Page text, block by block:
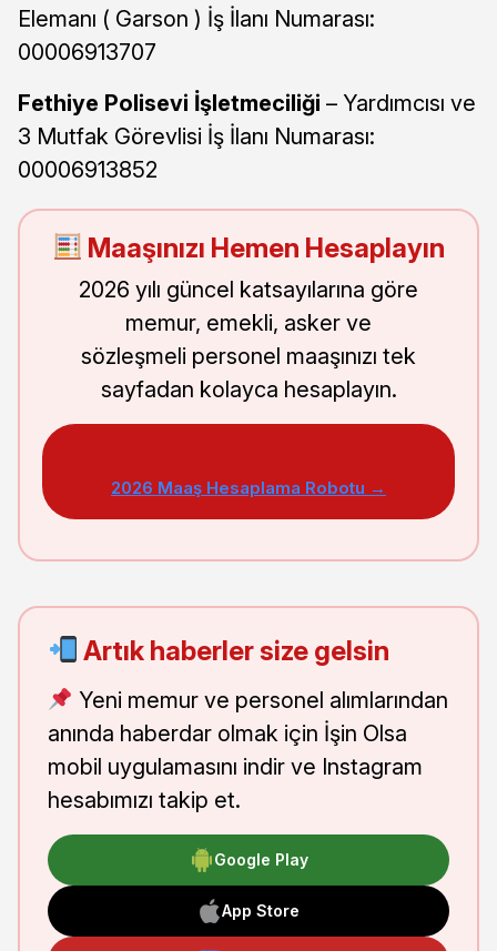
Elemanı ( Garson ) İş İlanı Numarası:
00006913707
Fethiye Polisevi İşletmeciliği – Yardımcısı ve
3 Mutfak Görevlisi İş İlanı Numarası:
00006913852
Maaşınızı Hemen Hesaplayın
2026 yılı güncel katsayılarına göre
memur, emekli, asker ve
sözleşmeli personel maaşınızı tek
sayfadan kolayca hesaplayın.
2026 Maaş Hesaplama Robotu →
Artık haberler size gelsin
Yeni memur ve personel alımlarından
anında haberdar olmak için İşin Olsa
mobil uygulamasını indir ve Instagram
hesabımızı takip et.
Google Play
App Store